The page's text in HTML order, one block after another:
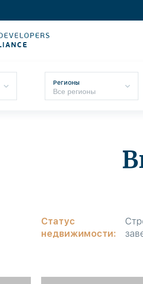
Регионы
Статус
недвижимости: